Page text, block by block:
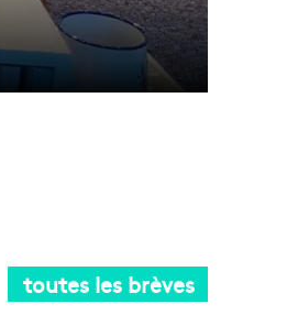
toutes les brèves